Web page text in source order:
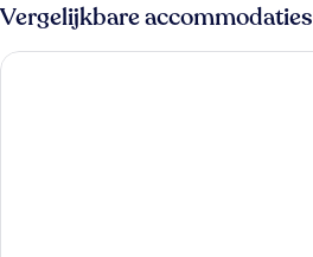
Vergelijkbare accommodaties
Intercityhotel Leiden